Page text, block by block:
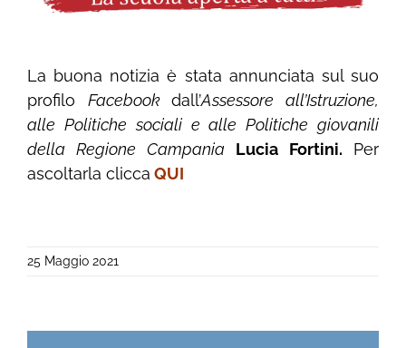
La buona notizia è stata annunciata sul suo
profilo Facebookdall’Assessore all’Istruzione,
alle Politiche sociali e alle Politiche giovanili
della Regione Campania
Lucia Fortini. Per
ascoltarla clicca QUI
25 Maggio 2021